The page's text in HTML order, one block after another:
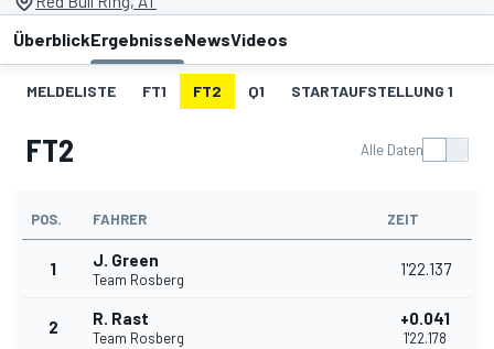
ÜberblickErgebnisseNewsVideos
MELDELISTE FT1 FT2 Q1 STARTAUFSTELLUNG 1
FT2 Alle Daten
POS. FAHRER ZEIT
1 J. Green
Team Rosberg
1'22.137
2 R. Rast
Team Rosberg
+0.041
1'22.178